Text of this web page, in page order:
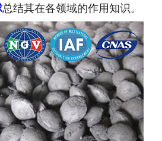
总结其在各领域的作用知识。